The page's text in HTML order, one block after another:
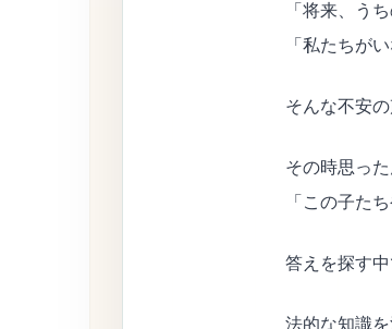
「将来、う
「私たちが
そんな不安
その時思った
「この子た
答えを探す
法的な知識